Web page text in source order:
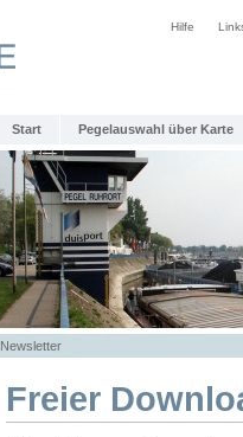
Hilfe
Start Pegelauswahl über Karte
Newsletter
Freier